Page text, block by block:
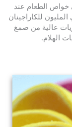
خواص الطعام عند
للكاراجينان
عالية من صمغ
الهلام.